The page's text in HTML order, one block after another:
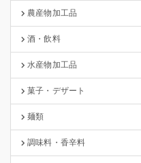
農産物加工品
酒・飲料
水産物加工品
菓子・デザート
麺類
調味料・香辛料